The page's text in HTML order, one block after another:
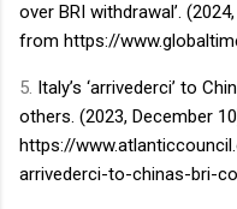
over BRI withdrawal’.
from https://
5. Italy’s ‘arrivederci’ to
others. (2023, December
https://
arrivederci-to-chinas-bri-